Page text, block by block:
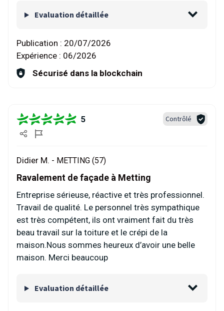
Evaluation détaillée
Publication : 20/07/2026
Expérience : 06/2026
Sécurisé dans la blockchain
5 Contrôlé
Didier M. - METTING (57)
Ravalement de façade à Metting
Entreprise sérieuse, réactive et très professionnel.
Travail de qualité. Le personnel très sympathique
est très compétent, ils ont vraiment fait du très
beau travail sur la toiture et le crépi de la
maison.Nous sommes heureux d’avoir une belle
maison. Merci beaucoup
Evaluation détaillée